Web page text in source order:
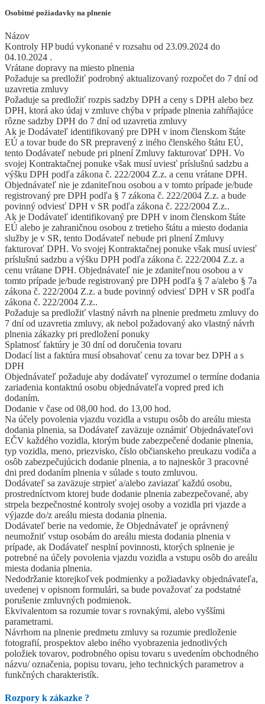
Osobitné požiadavky na plnenie
Názov
Kontroly HP budú vykonané v rozsahu od 23.09.2024 do
04.10.2024 .
Vrátane dopravy na miesto plnenia
Požaduje sa predložiť podrobný aktualizovaný rozpočet do 7 dní od
uzavretia zmluvy
Požaduje sa predložiť rozpis sadzby DPH a ceny s DPH alebo bez
DPH, ktorá ako údaj v zmluve chýba v prípade plnenia zahŕňajúce
rôzne sadzby DPH do 7 dní od uzavretia zmluvy
Ak je Dodávateľ identifikovaný pre DPH v inom členskom štáte
EÚ a tovar bude do SR prepravený z iného členského štátu EÚ,
tento Dodávateľ nebude pri plnení Zmluvy fakturovať DPH. Vo
svojej Kontraktačnej ponuke však musí uviesť príslušnú sadzbu a
výšku DPH podľa zákona č. 222/2004 Z.z. a cenu vrátane DPH.
Objednávateľ nie je zdaniteľnou osobou a v tomto prípade je/bude
registrovaný pre DPH podľa § 7 zákona č. 222/2004 Z.z. a bude
povinný odviesť DPH v SR podľa zákona č. 222/2004 Z.z..
Ak je Dodávateľ identifikovaný pre DPH v inom členskom štáte
EÚ alebo je zahraničnou osobou z tretieho štátu a miesto dodania
služby je v SR, tento Dodávateľ nebude pri plnení Zmluvy
fakturovať DPH. Vo svojej Kontraktačnej ponuke však musí uviesť
príslušnú sadzbu a výšku DPH podľa zákona č. 222/2004 Z.z. a
cenu vrátane DPH. Objednávateľ nie je zdaniteľnou osobou a v
tomto prípade je/bude registrovaný pre DPH podľa § 7 a/alebo § 7a
zákona č. 222/2004 Z.z. a bude povinný odviesť DPH v SR podľa
zákona č. 222/2004 Z.z..
Požaduje sa predložiť vlastný návrh na plnenie predmetu zmluvy do
7 dní od uzavretia zmluvy, ak nebol požadovaný ako vlastný návrh
plnenia zákazky pri predložení ponuky
Splatnosť faktúry je 30 dní od doručenia tovaru
Dodací list a faktúra musí obsahovať cenu za tovar bez DPH a s
DPH
Objednávateľ požaduje aby dodávateľ vyrozumel o termíne dodania
zariadenia kontaktnú osobu objednávateľa vopred pred ich
dodaním.
Dodanie v čase od 08,00 hod. do 13,00 hod.
Na účely povolenia vjazdu vozidla a vstupu osôb do areálu miesta
dodania plnenia, sa Dodávateľ zaväzuje oznámiť Objednávateľovi
EČV každého vozidla, ktorým bude zabezpečené dodanie plnenia,
typ vozidla, meno, priezvisko, číslo občianskeho preukazu vodiča a
osôb zabezpečujúcich dodanie plnenia, a to najneskôr 3 pracovné
dni pred dodaním plnenia v súlade s touto zmluvou.
Dodávateľ sa zaväzuje strpieť a/alebo zaviazať každú osobu,
prostredníctvom ktorej bude dodanie plnenia zabezpečované, aby
strpela bezpečnostné kontroly svojej osoby a vozidla pri vjazde a
výjazde do/z areálu miesta dodania plnenia.
Dodávateľ berie na vedomie, že Objednávateľ je oprávnený
neumožniť vstup osobám do areálu miesta dodania plnenia v
prípade, ak Dodávateľ nesplní povinnosti, ktorých splnenie je
potrebné na účely povolenia vjazdu vozidla a vstupu osôb do areálu
miesta dodania plnenia.
Nedodržanie ktorejkoľvek podmienky a požiadavky objednávateľa,
uvedenej v opisnom formulári, sa bude považovať za podstatné
porušenie zmluvných podmienok.
Ekvivalentom sa rozumie tovar s rovnakými, alebo vyššími
parametrami.
Návrhom na plnenie predmetu zmluvy sa rozumie predloženie
fotografií, prospektov alebo iného vyobrazenia jednotlivých
položiek tovarov, podrobného opisu tovaru s uvedením obchodného
názvu/ označenia, popisu tovaru, jeho technických parametrov a
funkčných charakteristík.
Rozpory k zákazke ?